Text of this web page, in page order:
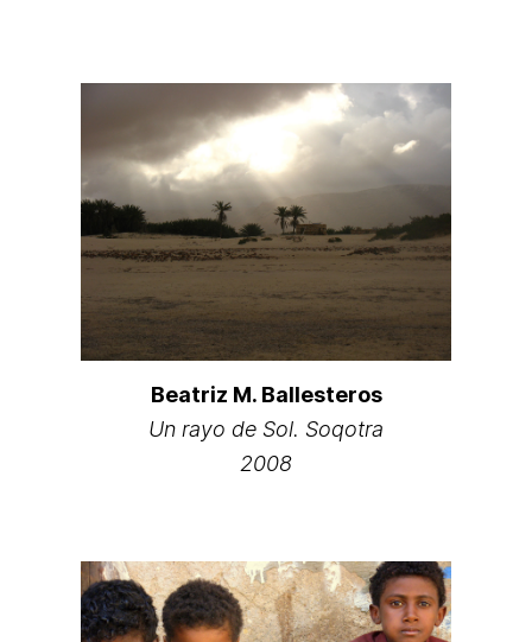
Beatriz M. Ballesteros
Un rayo de Sol. Soqotra
2008